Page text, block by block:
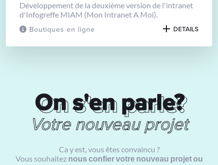
Boutiques en ligne
Développement de la deuxième version de l'intranet
d'Infogreffe MIAM (Mon Intranet A Moi).
DETAILS
On s'en parle?
On s'en parle?
Votre nouveau projet
Ca y est, vous êtes convaincu ?
Vous souhaitez nous confier votre nouveau projet ou